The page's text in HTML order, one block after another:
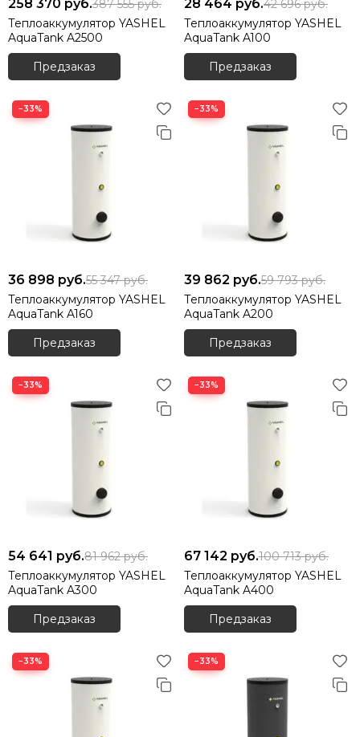
258 370 руб.387 555руб.
Теплоаккумулятор YASHEL
AquaTank A2500
Предзаказ
28 464 руб.42 696руб.
Теплоаккумулятор YASHEL
AquaTank A100
Предзаказ
−33%
36 898 руб.55 347руб.
Теплоаккумулятор YASHEL
AquaTank A160
Предзаказ
−33%
39 862 руб.59 793руб.
Теплоаккумулятор YASHEL
AquaTank A200
Предзаказ
−33%
54 641 руб.81 962руб.
Теплоаккумулятор YASHEL
AquaTank A300
Предзаказ
−33%
67 142 руб.100 713руб.
Теплоаккумулятор YASHEL
AquaTank A400
Предзаказ
−33% −33%